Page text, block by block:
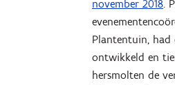
november 2018.
Plantentuin, had
ontwikkeld en
hersmolten de